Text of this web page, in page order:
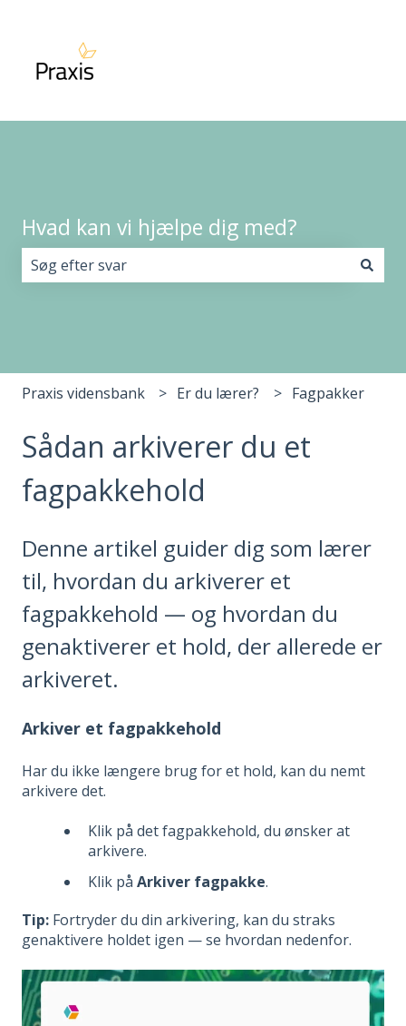
Hvad kan vi hjælpe dig med?
Praxis vidensbank Er du lærer? Fagpakker
Sådan arkiverer du et
fagpakkehold
Denne artikel guider dig som lærer
til, hvordan du arkiverer et
fagpakkehold — og hvordan du
genaktiverer et hold, der allerede er
arkiveret.
Arkiver et fagpakkehold
Har du ikke længere brug for et hold, kan du nemt
arkivere det.
Klik på det fagpakkehold, du ønsker at
arkivere.
Klik på Arkiver fagpakke.
Tip: Fortryder du din arkivering, kan du straks
genaktivere holdet igen — se hvordan nedenfor.